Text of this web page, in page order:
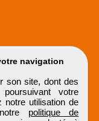
navigation
son site, dont des
votre
notre utilisation de
politique de